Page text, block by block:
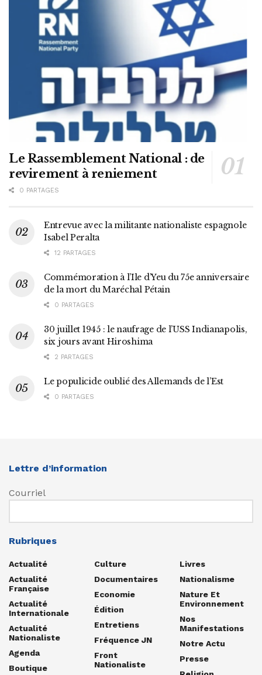
Le Rassemblement National : de
revirement à reniement
0 PARTAGES
Entrevue avec la militante nationaliste espagnole
Isabel Peralta
12 PARTAGES
Commémoration à l’Ile d’Yeu du 75e anniversaire
de la mort du Maréchal Pétain
0 PARTAGES
30 juillet 1945 : le naufrage de l’USS Indianapolis,
six jours avant Hiroshima
2 PARTAGES
Le populicide oublié des Allemands de l’Est
0 PARTAGES
Lettre d’information
Courriel
Rubriques
Actualité
Actualité
Française
Actualité
Internationale
Actualité
Nationaliste
Agenda
Boutique
Culture
Documentaires
Economie
Édition
Entretiens
Fréquence JN
Front
Nationaliste
Livres
Nationalisme
Nature Et
Environnement
Nos
Manifestations
Notre Actu
Presse